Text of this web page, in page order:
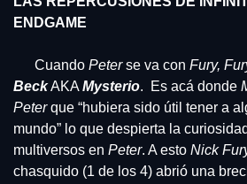
ENDGAME
Cuando Peter se va con Fury,
Beck AKA Mysterio.  Es acá donde
Peter que “hubiera sido útil tener a
mundo” lo que despierta la
multiversos en Peter. A esto Nick
chasquido (1 de los 4) abrió una